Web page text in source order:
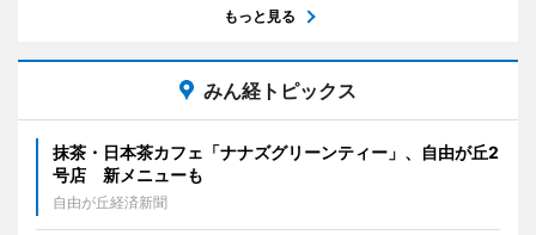
もっと見る
みん経トピックス
抹茶・日本茶カフェ「ナナズグリーンティー」、自由が丘2
号店 新メニューも
自由が丘経済新聞